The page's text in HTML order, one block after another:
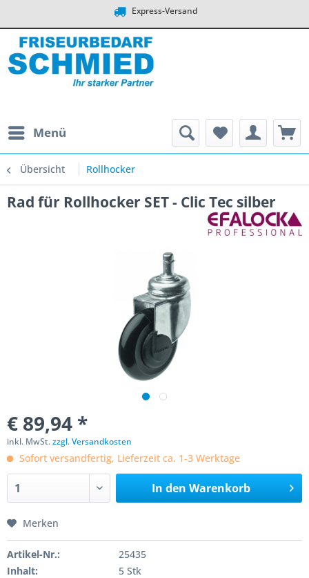
Express-Versand
Menü
Übersicht Rollhocker
Rad für Rollhocker SET - Clic Tec silber
€ 89,94 *
inkl. MwSt.zzgl. Versandkosten
Sofort versandfertig, Lieferzeit ca. 1-3 Werktage
In den Warenkorb
Merken
Artikel-Nr.:
25435
Inhalt:
5 Stk